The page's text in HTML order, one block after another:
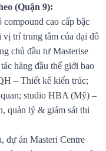
(Quận 9):
cao cấp bậc
vị trí trung tâm của đại đô
chủ đầu tư Masterise
hàng đầu thế giới bao
– Thiết kế kiến trúc;
studio HBA (Mỹ) –
quản lý & giám sát thi
dự án Masteri Centre